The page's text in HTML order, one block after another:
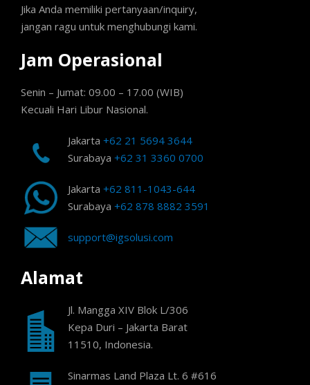
Jika Anda memiliki pertanyaan/inquiry,
jangan ragu untuk menghubungi kami.
Jam Operasional
Senin – Jumat: 09.00 – 17.00 (WIB)
Kecuali Hari Libur Nasional.
Jakarta +62 21 5694 3644
Surabaya +62 31 3360 0700
Jakarta +62 811-1043-644
Surabaya +62 878 8882 3591
support@igsolusi.com
Alamat
Jl. Mangga XIV Blok L/306
Kepa Duri – Jakarta Barat
11510, Indonesia.
Sinarmas Land Plaza Lt. 6 #616